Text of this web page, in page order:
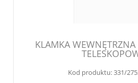
KLAMKA
Kod produktu:331/